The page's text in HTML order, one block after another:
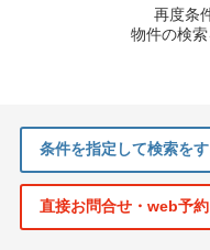
再度条
物件の検索
条件を指定して検索を
直接お問合せ・web予